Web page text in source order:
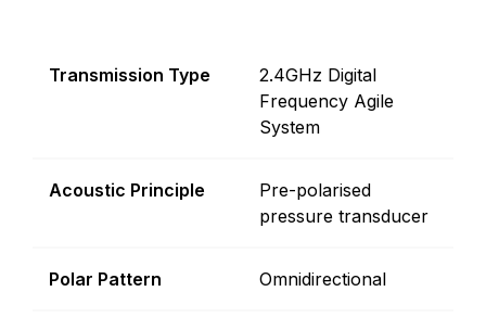
Transmission Type
2.4GHz Digital
Frequency Agile
System
Acoustic Principle
Pre-polarised
pressure transducer
Polar Pattern Omnidirectional